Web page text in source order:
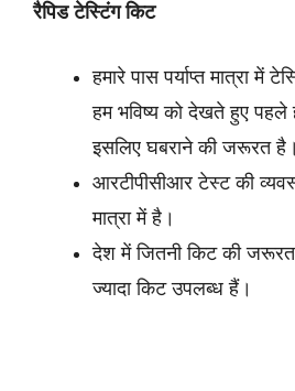
रैपिड टेस्टिंग किट
हमारे पास पर्याप्त मात्रा में
हम भविष्य को देखते हुए पहले
इसलिए घबराने की जरूरत है।
आरटीपीसीआर टेस्ट की
मात्रा में है।
देश में जितनी किट की
ज्यादा किट उपलब्ध हैं।